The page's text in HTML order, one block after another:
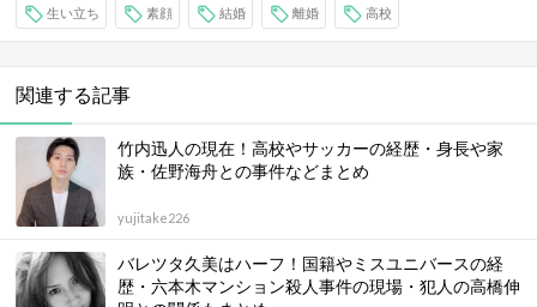
生い立ち 素顔 結婚 離婚 高校
関連する記事
竹内迅人の現在！高校やサッカーの経歴・身長や家
族・佐野海舟との事件などまとめ
yujitake226
バレツタ久美はハーフ！国籍やミスユニバースの経
歴・六本木マンション殺人事件の現場・犯人の高橋伸